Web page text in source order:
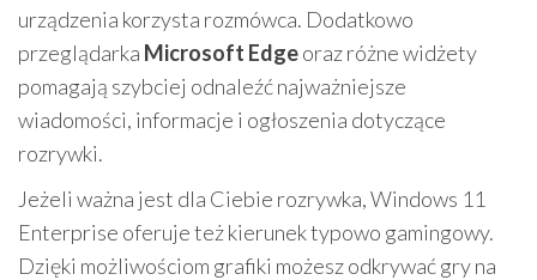
urządzenia korzysta rozmówca. Dodatkowo
przeglądarka Microsoft Edgeoraz różne widżety
pomagają szybciej odnaleźć najważniejsze
wiadomości, informacje i ogłoszenia dotyczące
rozrywki.
Jeżeli ważna jest dla Ciebie rozrywka, Windows 11
Enterprise oferuje też kierunek typowo gamingowy.
Dzięki możliwościom grafiki możesz odkrywać gry na